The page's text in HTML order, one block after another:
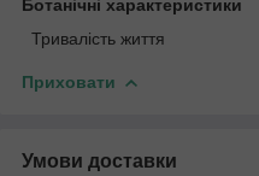
Ботанічні характеристики
Тривалість життя
Приховати
Умови доставки